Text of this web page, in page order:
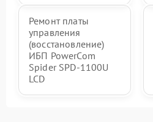
Ремонт платы
управления
(восстановление)
ИБП PowerCom
Spider SPD-1100U
LCD